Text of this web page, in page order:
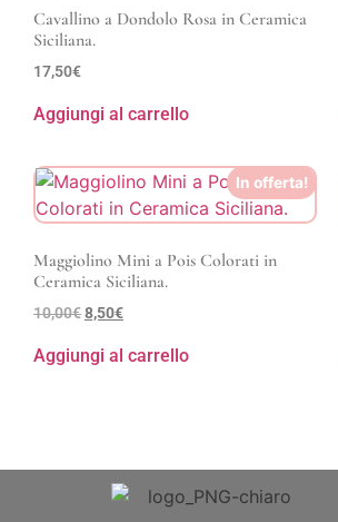
Cavallino a Dondolo Rosa in Ceramica
Siciliana.
17,50€
Aggiungi al carrello
In offerta!
Maggiolino Mini a Pois Colorati in
Ceramica Siciliana.
10,00€8,50€
Aggiungi al carrello